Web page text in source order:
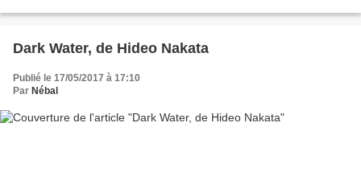
Dark Water, de Hideo Nakata
Publié le 17/05/2017 à 17:10
Par Nébal